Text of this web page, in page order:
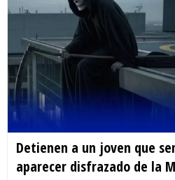
Detienen a un joven que
aparecer disfrazado de la